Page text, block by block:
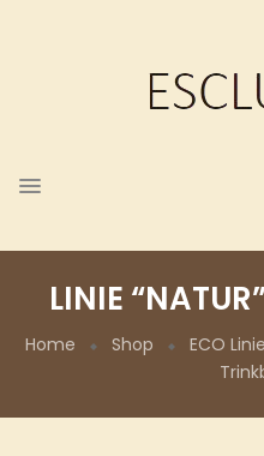
LINIE
Home Shop ECO Linie